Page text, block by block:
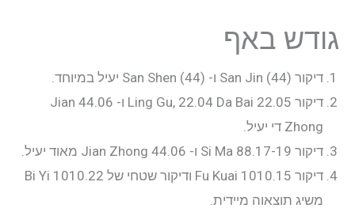
גודש באף
דיקור San Jin (44) ו- San Shen (44) יעיל במיוחד.
דיקור 22.05 Ling Gu, 22.04 Da Bai ו- 44.06 Jian
Zhong די יעיל.
דיקור 88.17-19 Si Ma ו- 44.06 Jian Zhong מאוד יעיל.
דיקור 1010.15 Fu Kuai ודיקור שטחי של 1010.22 Bi Yi
משיג תוצאוה מיידית.